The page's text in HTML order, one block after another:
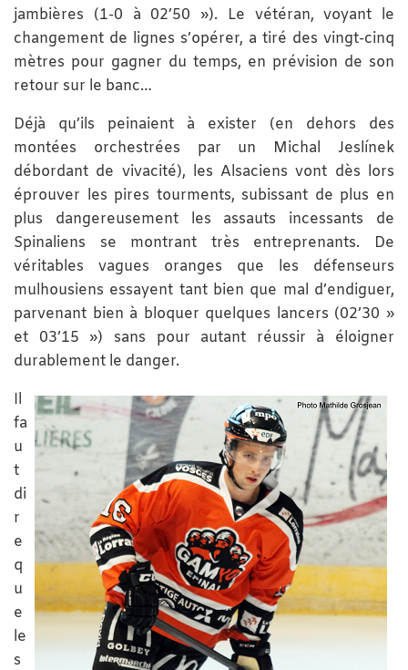
jambières (1-0 à 02’50 »). Le vétéran, voyant le
changement de lignes s’opérer, a tiré des vingt-cinq
mètres pour gagner du temps, en prévision de son
retour sur le banc…
Déjà qu’ils peinaient à exister (en dehors des
montées orchestrées par un Michal Jeslínek
débordant de vivacité), les Alsaciens vont dès lors
éprouver les pires tourments, subissant de plus en
plus dangereusement les assauts incessants de
Spinaliens se montrant très entreprenants. De
véritables vagues oranges que les défenseurs
mulhousiens essayent tant bien que mal d’endiguer,
parvenant bien à bloquer quelques lancers (02’30 »
et 03’15 ») sans pour autant réussir à éloigner
durablement le danger.
Il
fa
u
t
di
r
e
q
u
e
le
s